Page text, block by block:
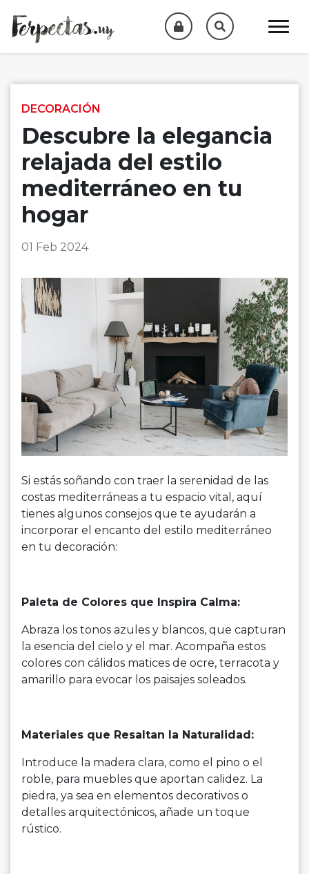
DECORACIÓN
Descubre la elegancia
relajada del estilo
mediterráneo en tu
hogar
01 Feb 2024
Si estás soñando con traer la serenidad de las
costas mediterráneas a tu espacio vital, aquí
tienes algunos consejos que te ayudarán a
incorporar el encanto del estilo mediterráneo
en tu decoración:
Paleta de Colores que Inspira Calma:
Abraza los tonos azules y blancos, que capturan
la esencia del cielo y el mar. Acompaña estos
colores con cálidos matices de ocre, terracota y
amarillo para evocar los paisajes soleados.
Materiales que Resaltan la Naturalidad:
Introduce la madera clara, como el pino o el
roble, para muebles que aportan calidez. La
piedra, ya sea en elementos decorativos o
detalles arquitectónicos, añade un toque
rústico.